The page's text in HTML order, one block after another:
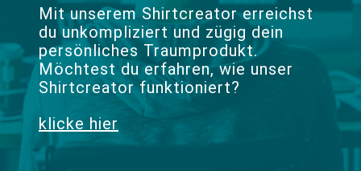
Mit unserem Shirtcreator erreichst
du unkompliziert und zügig dein
persönliches Traumprodukt.
Möchtest du erfahren, wie unser
Shirtcreator funktioniert?
klicke hier